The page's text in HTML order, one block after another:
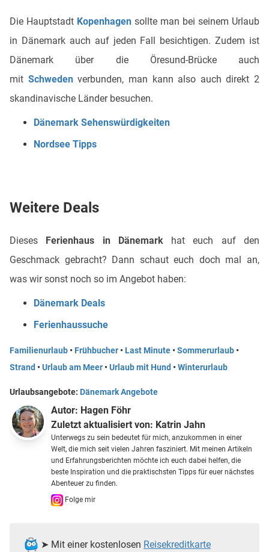
Die Hauptstadt Kopenhagen sollte man bei seinem Urlaub
in Dänemark auch auf jeden Fall besichtigen. Zudem ist
Dänemark über die Öresund-Brücke auch
mit Schwedenverbunden, man kann also auch direkt 2
skandinavische Länder besuchen.
Dänemark Sehenswürdigkeiten
Nordsee Tipps
Weitere Deals
Dieses Ferienhaus in Dänemark hat euch auf den
Geschmack gebracht? Dann schaut euch doch mal an,
was wir sonst noch so im Angebot haben:
Dänemark Deals
Ferienhaussuche
Familienurlaub • Frühbucher • Last Minute •Sommerurlaub •
Strand •Urlaub am Meer •Urlaub mit Hund •Winterurlaub
Urlaubsangebote: Dänemark Angebote
Autor: Hagen Föhr
Zuletzt aktualisiert von: Katrin Jahn
Unterwegs zu sein bedeutet für mich, anzukommen in einer
Welt, die mich seit vielen Jahren fasziniert. Mit meinen Artikeln
und Erfahrungsberichten möchte ich euch dabei helfen, die
beste Inspiration und die praktischsten Tipps für euer nächstes
Abenteuer zu finden.
Folge mir
➤ Mit einer kostenlosen Reisekreditkarte